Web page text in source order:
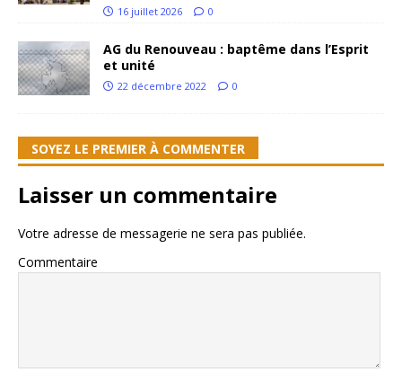
16 juillet 2026 0
AG du Renouveau : baptême dans l’Esprit
et unité
22 décembre 2022 0
SOYEZ LE PREMIER À COMMENTER
Laisser un commentaire
Votre adresse de messagerie ne sera pas publiée.
Commentaire